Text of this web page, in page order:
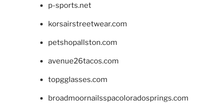
p-sports.net
korsairstreetwear.com
petshopallston.com
avenue26tacos.com
topgglasses.com
broadmoornailsspacoloradosprings.com